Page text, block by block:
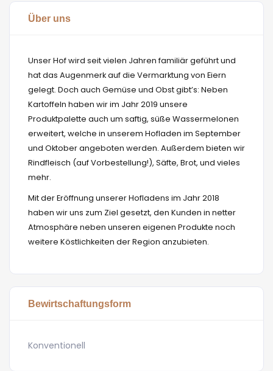
Über uns
Unser Hof wird seit vielen Jahren familiär geführt und
hat das Augenmerk auf die Vermarktung von Eiern
gelegt. Doch auch Gemüse und Obst gibt’s: Neben
Kartoffeln haben wir im Jahr 2019 unsere
Produktpalette auch um saftig, süße Wassermelonen
erweitert, welche in unserem Hofladen im September
und Oktober angeboten werden. Außerdem bieten wir
Rindfleisch (auf Vorbestellung!), Säfte, Brot, und vieles
mehr.
Mit der Eröffnung unserer Hofladens im Jahr 2018
haben wir uns zum Ziel gesetzt, den Kunden in netter
Atmosphäre neben unseren eigenen Produkte noch
weitere Köstlichkeiten der Region anzubieten.
Bewirtschaftungsform
Konventionell